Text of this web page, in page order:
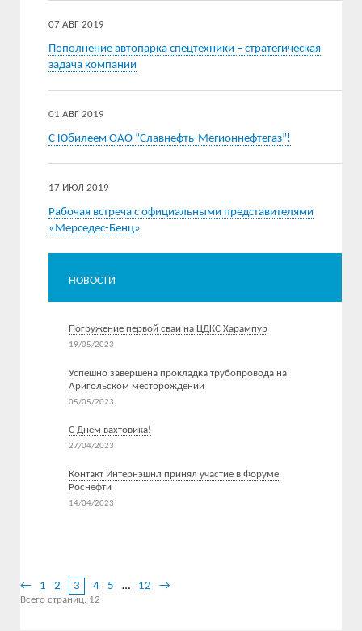
07 АВГ 2019
Пополнение автопарка спецтехники – стратегическая
задача компании
01 АВГ 2019
С Юбилеем ОАО “Славнефть-Мегионнефтегаз”!
17 ИЮЛ 2019
Рабочая встреча с официальными представителями
«Мерседес-Бенц»
НОВОСТИ
Погружение первой сваи на ЦДКС Харампур
19/05/2023
Успешно завершена прокладка трубопровода на
Аригольском месторождении
05/05/2023
С Днем вахтовика!
27/04/2023
Контакт Интернэшнл принял участие в Форуме
Роснефти
14/04/2023
← 1 2 3 4 5 … 12 →
Всего страниц: 12